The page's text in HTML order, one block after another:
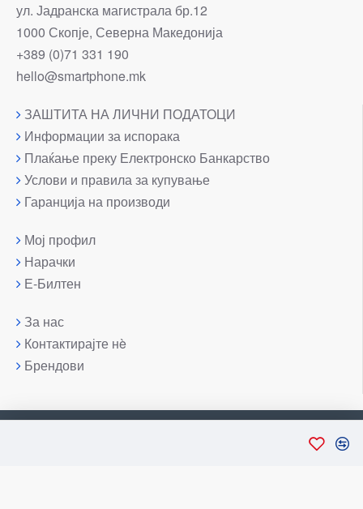
ул. Јадранска магистрала бр.12
1000 Скопје, Северна Македонија
+389 (0)71 331 190
hello@smartphone.mk
ЗАШТИТА НА ЛИЧНИ ПОДАТОЦИ
Информации за испорака
Плаќање преку Електронско Банкарство
Услови и правила за купување
Гаранција на производи
Мој профил
Нарачки
Е-Билтен
За нас
Контактирајте нè
Брендови